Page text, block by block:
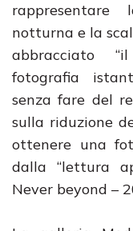
notturna e la
abbracciato
fotografia
senza fare del
sulla riduzione
ottenere una
dalla “lettura
Never beyond –